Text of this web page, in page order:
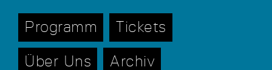
Programm Tickets
Über Uns Archiv